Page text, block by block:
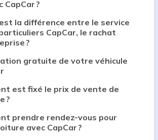
CapCar ?
la différence entre le service
CapCar, le rachat
?
gratuite de votre véhicule
est fixé le prix de vente de
?
prendre rendez-vous pour
avec CapCar ?